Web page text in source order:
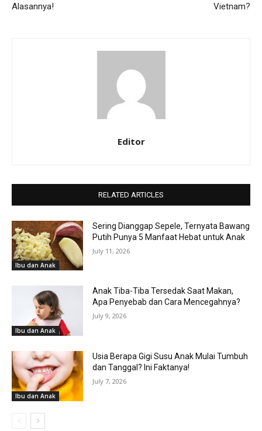
Alasannya!
Vietnam?
Editor
RELATED ARTICLES
Ibu dan Anak
Sering Dianggap Sepele, Ternyata Bawang
Putih Punya 5 Manfaat Hebat untuk Anak
July 11, 2026
Ibu dan Anak
Anak Tiba-Tiba Tersedak Saat Makan,
Apa Penyebab dan Cara Mencegahnya?
July 9, 2026
Ibu dan Anak
Usia Berapa Gigi Susu Anak Mulai Tumbuh
dan Tanggal? Ini Faktanya!
July 7, 2026